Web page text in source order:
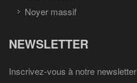
Noyer massif
NEWSLETTER
Inscrivez-vous à notre newsletter